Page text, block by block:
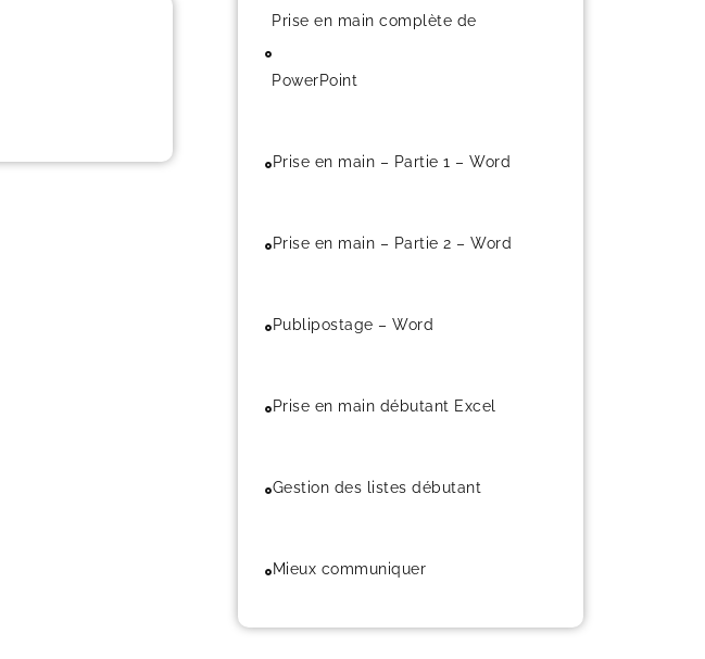
Prise en main complète de
PowerPoint
Prise en main – Partie 1 – Word
Prise en main – Partie 2 – Word
Publipostage – Word
Prise en main débutant Excel
Gestion des listes débutant
Mieux communiquer